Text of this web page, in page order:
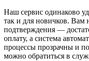
Наш сервис одинаково
так и для новичков. Вам
подтверждения —
оплату, а система
процессы прозрачны и
можно обратиться в